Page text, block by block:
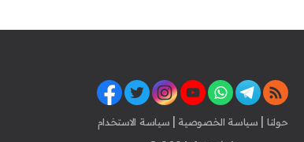
حولنا | سياسة الخصوصية | سياسة الاستخدام